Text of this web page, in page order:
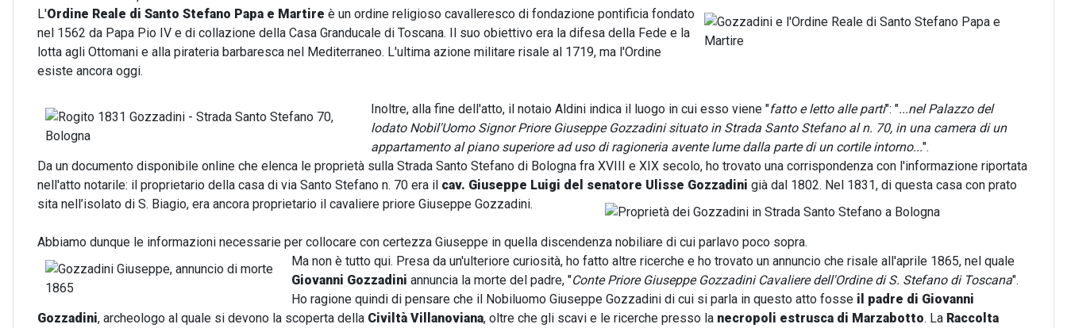
L'Ordine Reale di Santo Stefano Papa e Martire è un ordine religioso cavalleresco di fondazione pontificia fondato
nel 1562 da Papa Pio IV e di collazione della Casa Granducale di Toscana. Il suo obiettivo era la difesa della Fede e la
lotta agli Ottomani e alla pirateria barbaresca nel Mediterraneo. L'ultima azione militare risale al 1719, ma l'Ordine
esiste ancora oggi.
Inoltre, alla fine dell'atto, il notaio Aldini indica il luogo in cui esso viene "fatto e letto alle parti": "...nel Palazzo del
lodato Nobil'Uomo Signor Priore Giuseppe Gozzadini situato in Strada Santo Stefano al n. 70, in una camera di un
appartamento al piano superiore ad uso di ragioneria avente lume dalla parte di un cortile intorno...".
Da un documento disponibile online che elenca le proprietà sulla Strada Santo Stefano di Bologna fra XVIII e XIX secolo, ho trovato una corrispondenza con l'informazione riportata
nell'atto notarile: il proprietario della casa di via Santo Stefano n. 70 era il cav. Giuseppe Luigi del senatore Ulisse Gozzadini già dal 1802. Nel 1831, di questa casa con prato
sita nell’isolato di S. Biagio, era ancora proprietario il cavaliere priore Giuseppe Gozzadini.
Abbiamo dunque le informazioni necessarie per collocare con certezza Giuseppe in quella discendenza nobiliare di cui parlavo poco sopra.
Ma non è tutto qui. Presa da un'ulteriore curiosità, ho fatto altre ricerche e ho trovato un annuncio che risale all'aprile 1865, nel quale
Giovanni Gozzadini annuncia la morte del padre, "Conte Priore Giuseppe Gozzadini Cavaliere dell'Ordine di S. Stefano di Toscana".
Ho ragione quindi di pensare che il Nobiluomo Giuseppe Gozzadini di cui si parla in questo atto fosse il padre di Giovanni
Gozzadini, archeologo al quale si devono la scoperta della Civiltà Villanoviana, oltre che gli scavi e le ricerche presso la necropoli estrusca di Marzabotto. La Raccolta